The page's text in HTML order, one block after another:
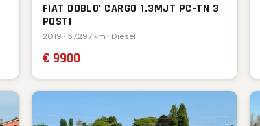
FIAT DOBLO' CARGO 1.3MJT PC-TN 3
POSTI
2019 · 57.297 km · Diesel
€ 9900